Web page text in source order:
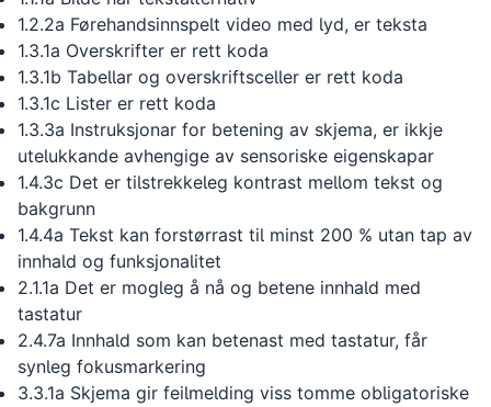
1.2.2a Førehandsinnspelt video med lyd, er teksta
1.3.1a Overskrifter er rett koda
1.3.1b Tabellar og overskriftsceller er rett koda
1.3.1c Lister er rett koda
1.3.3a Instruksjonar for betening av skjema, er ikkje
utelukkande avhengige av sensoriske eigenskapar
1.4.3c Det er tilstrekkeleg kontrast mellom tekst og
bakgrunn
1.4.4a Tekst kan forstørrast til minst 200 % utan tap av
innhald og funksjonalitet
2.1.1a Det er mogleg å nå og betene innhald med
tastatur
2.4.7a Innhald som kan betenast med tastatur, får
synleg fokusmarkering
3.3.1a Skjema gir feilmelding viss tomme obligatoriske